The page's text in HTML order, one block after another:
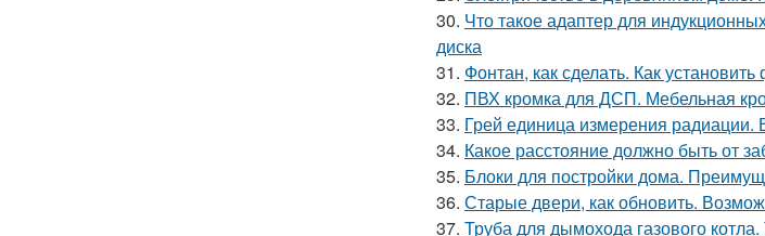
30. Что такое адаптер для
диска
31. Фонтан, как сделать. Как
32. ПВХ кромка для ДСП. Мебельная
33. Грей единица измерения радиации.
34. Какое расстояние должно быть от
35. Блоки для постройки дома.
36. Старые двери, как обновить.
37. Труба для дымохода газового